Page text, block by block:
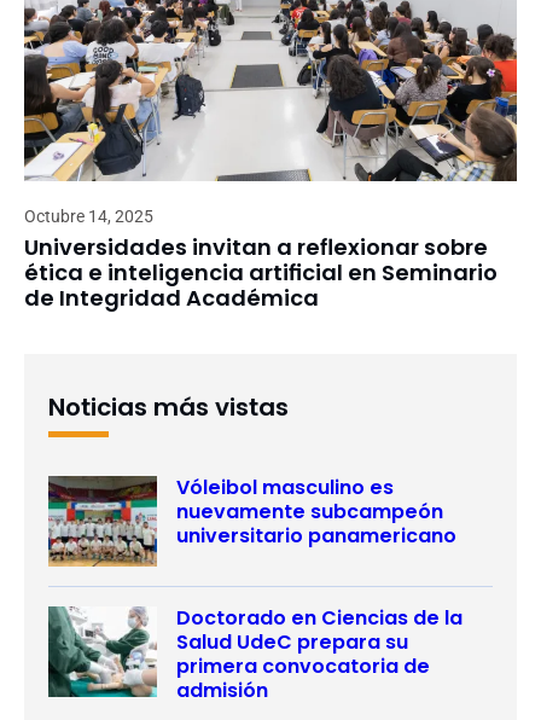
Octubre 14, 2025
Universidades invitan a reflexionar sobre
ética e inteligencia artificial en Seminario
de Integridad Académica
Noticias más vistas
Vóleibol masculino es
nuevamente subcampeón
universitario panamericano
Doctorado en Ciencias de la
Salud UdeC prepara su
primera convocatoria de
admisión